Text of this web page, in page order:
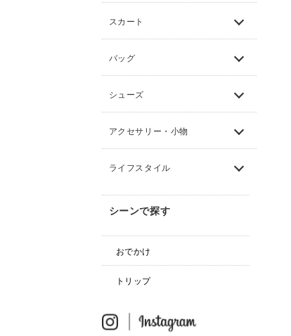
スカート
バッグ
シューズ
アクセサリー・小物
ライフスタイル
シーンで探す
おでかけ
トリップ